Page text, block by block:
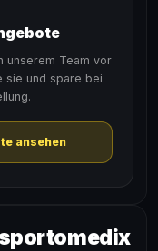
unserem Team vor
sie und spare bei
ansehen